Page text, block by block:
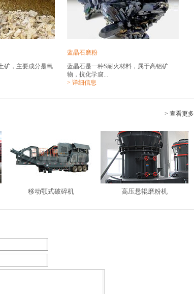
矿，主要成分是氧
蓝晶石磨粉
蓝晶石是一种S耐火材料，属于高铝矿
物，抗化学腐...
> 详细信息
> 查看更多
移动颚式破碎机 高压悬辊磨粉机